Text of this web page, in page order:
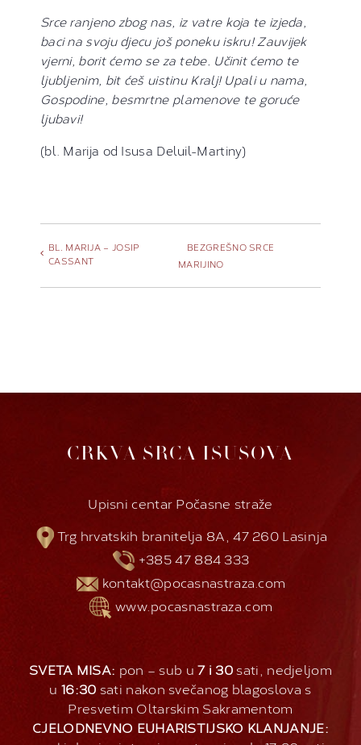
Srce ranjeno zbog nas, iz vatre koja te izjeda,
baci na svoju djecu još poneku iskru! Zauvijek
vjerni, borit ćemo se za tebe. Učinit ćemo te
ljubljenim, bit ćeš uistinu Kralj! Upali u nama,
Gospodine, besmrtne plamenove te goruće
ljubavi!
(bl. Marija od Isusa Deluil-Martiny)
BL. MARIJA – JOSIP
CASSANT
BEZGREŠNO SRCE
MARIJINO
CRKVA SRCA ISUSOVA
Upisni centar Počasne straže
Trg hrvatskih branitelja 8A, 47 260 Lasinja
+385 47 884 333
kontakt@pocasnastraza.com
www.pocasnastraza.com
SVETA MISA: pon – sub u7 i 30sati, nedjeljom
u16:30 sati nakon svečanog blagoslova s
Presvetim Oltarskim Sakramentom
CJELODNEVNO EUHARISTIJSKO KLANJANJE: